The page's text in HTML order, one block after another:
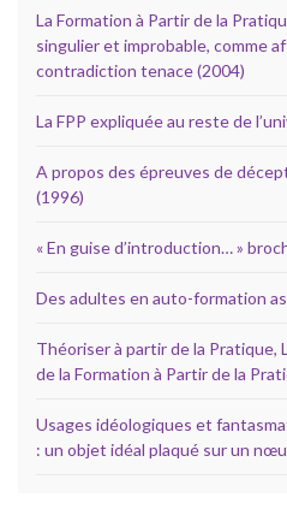
La Formation à Partir de la
singulier et improbable, comme
contradiction tenace (2004)
La FPP expliquée au reste de
A propos des épreuves de
(1996)
« En guise d’introduction… »
Des adultes en auto-formation
Théoriser à partir de la
de la Formation à Partir de la
Usages idéologiques et
: un objet idéal plaqué sur un